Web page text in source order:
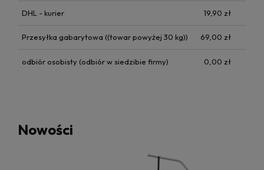
DHL - kurier 19,90 zł
Przesyłka gabarytowa ((towar powyżej 30 kg)) 69,00 zł
odbiór osobisty(odbiór w siedzibie firmy) 0,00 zł
Nowości